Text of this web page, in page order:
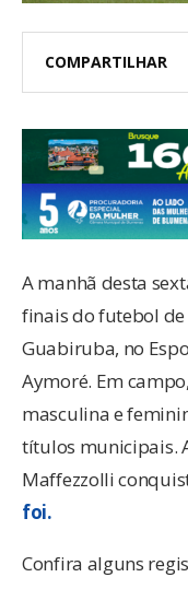
COMPARTILHAR
A manhã desta
finais do futebol de
Guabiruba, no
Aymoré. Em
masculina e
títulos municipais.
Maffezzolli
foi.
Confira alguns